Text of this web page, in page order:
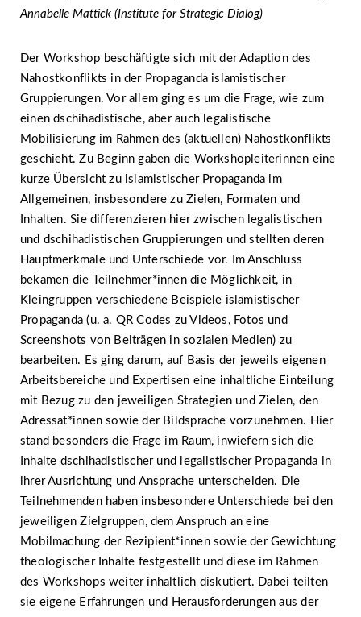
Annabelle Mattick (Institute for Strategic Dialog)
Der Workshop beschäftigte sich mit der Adaption des
Nahostkonflikts in der Propaganda islamistischer
Gruppierungen. Vor allem ging es um die Frage, wie zum
einen dschihadistische, aber auch legalistische
Mobilisierung im Rahmen des (aktuellen) Nahostkonflikts
geschieht. Zu Beginn gaben die Workshopleiterinnen eine
kurze Übersicht zu islamistischer Propaganda im
Allgemeinen, insbesondere zu Zielen, Formaten und
Inhalten. Sie differenzieren hier zwischen legalistischen
und dschihadistischen Gruppierungen und stellten deren
Hauptmerkmale und Unterschiede vor. Im Anschluss
bekamen die Teilnehmer*innen die Möglichkeit, in
Kleingruppen verschiedene Beispiele islamistischer
Propaganda (u. a. QR Codes zu Videos, Fotos und
Screenshots von Beiträgen in sozialen Medien) zu
bearbeiten. Es ging darum, auf Basis der jeweils eigenen
Arbeitsbereiche und Expertisen eine inhaltliche Einteilung
mit Bezug zu den jeweiligen Strategien und Zielen, den
Adressat*innen sowie der Bildsprache vorzunehmen. Hier
stand besonders die Frage im Raum, inwiefern sich die
Inhalte dschihadistischer und legalistischer Propaganda in
ihrer Ausrichtung und Ansprache unterscheiden. Die
Teilnehmenden haben insbesondere Unterschiede bei den
jeweiligen Zielgruppen, dem Anspruch an eine
Mobilmachung der Rezipient*innen sowie der Gewichtung
theologischer Inhalte festgestellt und diese im Rahmen
des Workshops weiter inhaltlich diskutiert. Dabei teilten
sie eigene Erfahrungen und Herausforderungen aus der